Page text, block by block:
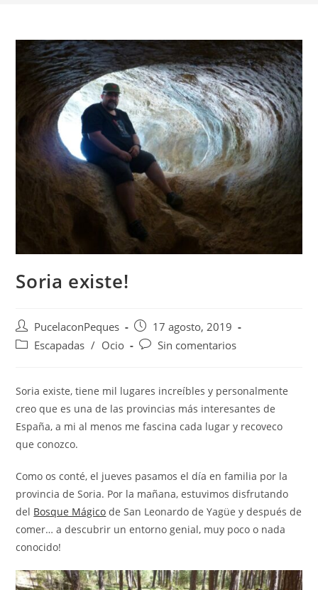
Soria existe!
PucelaconPeques
17 agosto, 2019
Escapadas / Ocio Sin comentarios
Soria existe, tiene mil lugares increíbles y personalmente
creo que es una de las provincias más interesantes de
España, a mi al menos me fascina cada lugar y recoveco
que conozco.
Como os conté, el jueves pasamos el día en familia por la
provincia de Soria. Por la mañana, estuvimos disfrutando
del Bosque Mágico de San Leonardo de Yagüe y después de
comer… a descubrir un entorno genial, muy poco o nada
conocido!